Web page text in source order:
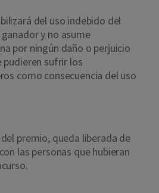
del uso indebido del
y no asume
por ningún daño o perjuicio
pudieren sufrir los
como consecuencia del uso
premio, queda liberada de
las personas que hubieran